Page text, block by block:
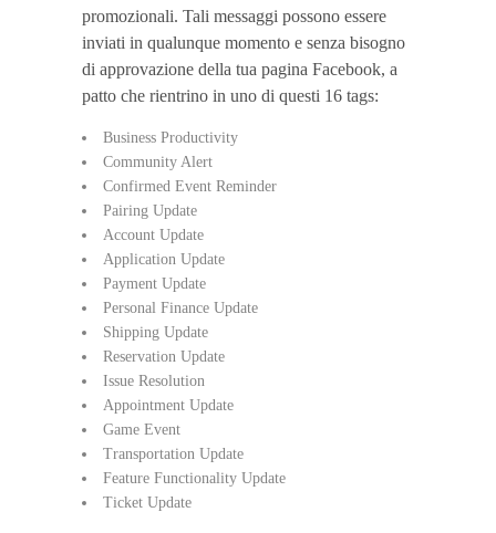
promozionali. Tali messaggi possono essere
inviati in qualunque momento e senza bisogno
di approvazione della tua pagina Facebook, a
patto che rientrino in uno di questi 16 tags:
Business Productivity
Community Alert
Confirmed Event Reminder
Pairing Update
Account Update
Application Update
Payment Update
Personal Finance Update
Shipping Update
Reservation Update
Issue Resolution
Appointment Update
Game Event
Transportation Update
Feature Functionality Update
Ticket Update